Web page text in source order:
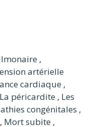
,
artérielle
cardiaque ,
La péricardite , Les
congénitales ,
, Mort subite ,